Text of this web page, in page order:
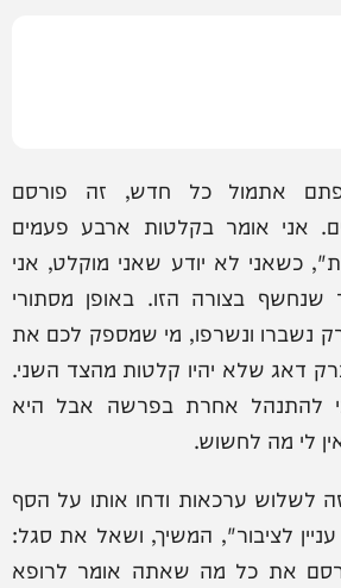
אתמול כל חדש, זה פורסם
אני אומר בקלטות ארבע פעמים
כשאני לא יודע שאני מוקלט, אני
שנחשף בצורה הזו. באופן מסתורי
נשברו ונשרפו, מי שמספק לכם את
דאג שלא יהיו קלטות מהצד השני.
להתנהל אחרת בפרשה אבל היא
לי מה לחשוש.
לשלוש ערכאות ודחו אותו על הסף
לציבור", המשיך, ושאל את סגל:
את כל מה שאתה אומר לרופא